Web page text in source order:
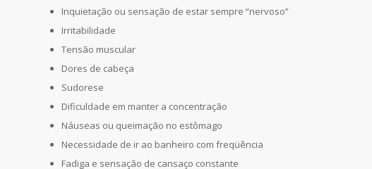
Inquietação ou sensação de estar sempre “nervoso”
Irritabilidade
Tensão muscular
Dores de cabeça
Sudorese
Dificuldade em manter a concentração
Náuseas ou queimação no estômago
Necessidade de ir ao banheiro com freqüência
Fadiga e sensação de cansaço constante